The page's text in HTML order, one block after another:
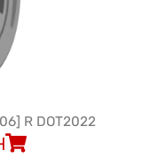
R DOT2022